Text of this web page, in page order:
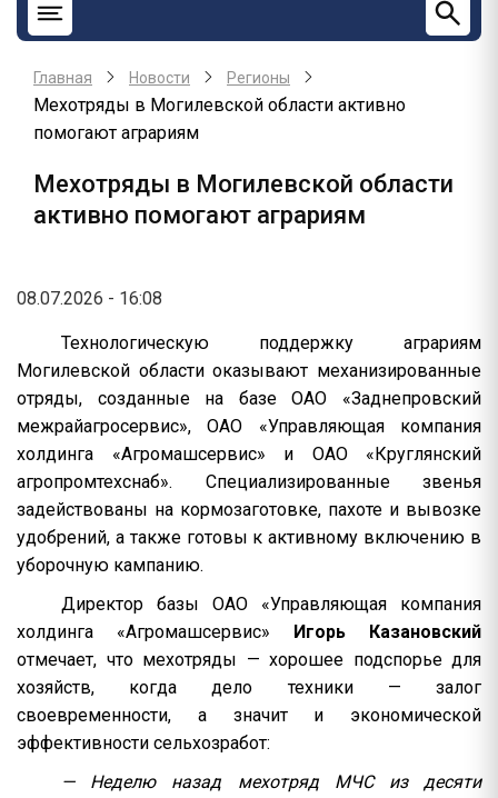
Главная Новости Регионы
Мехотряды в Могилевской области активно
помогают аграриям
Мехотряды в Могилевской области
активно помогают аграриям
08.07.2026 - 16:08
Технологическую поддержку аграриям
Могилевской области оказывают механизированные
отряды, созданные на базе ОАО «Заднепровский
межрайагросервис», ОАО «Управляющая компания
холдинга «Агромашсервис» и ОАО «Круглянский
агропромтехснаб». Специализированные звенья
задействованы на кормозаготовке, пахоте и вывозке
удобрений, а также готовы к активному включению в
уборочную кампанию.
Директор базы ОАО «Управляющая компания
холдинга «Агромашсервис» Игорь Казановский
отмечает, что мехотряды — хорошее подспорье для
хозяйств, когда дело техники — залог
своевременности, а значит и экономической
эффективности сельхозработ:
— Неделю назад мехотряд МЧС из десяти